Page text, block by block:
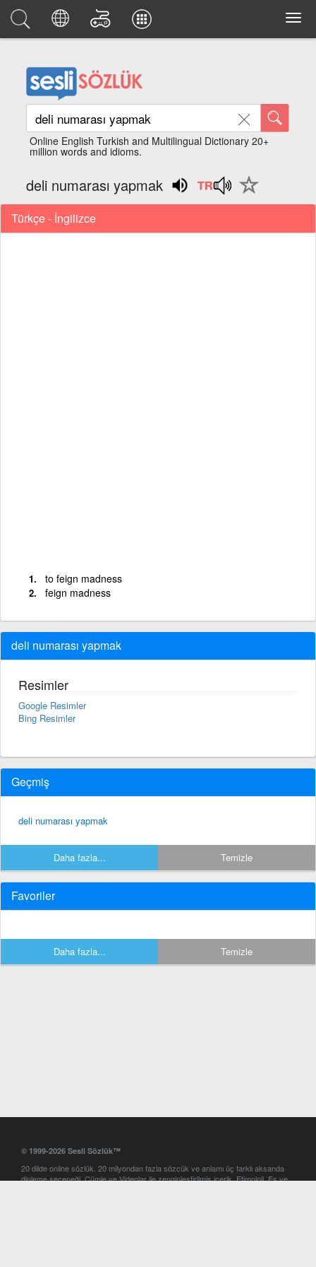
Online English Turkish and Multilingual Dictionary 20+
million words and idioms.
deli numarası yapmak
Türkçe - İngilizce
to feign madness
feign madness
deli numarası yapmak
Resimler
Google Resimler
Bing Resimler
Geçmiş
deli numarası yapmak
Daha fazla... Temizle
Favoriler
Daha fazla... Temizle
© 1999-2026 Sesli Sözlük™
20 dilde online sözlük. 20 milyondan fazla sözcük ve anlamı üç farklı aksanda
dinleme seçeneği. Cümle ve Videolar ile zenginleştirilmiş içerik. Etimoloji, Eş ve